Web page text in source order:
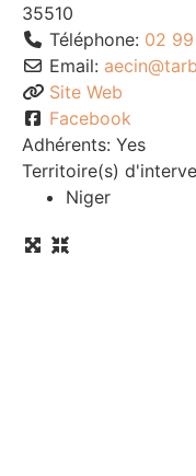
35510
Téléphone: 02
Email: aecin@
Site Web
Facebook
Adhérents: Yes
Territoire(s)
Niger